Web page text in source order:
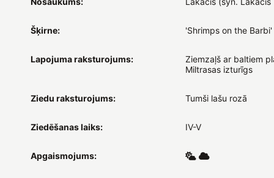
Šķirne: 'Shrimps on the Barbi'
Lapojuma raksturojums:
Ziemzaļš ar baltiem
Miltrasas izturīgs
Ziedu raksturojums: Tumši lašu rozā
Ziedēšanas laiks: IV-V
Apgaismojums: